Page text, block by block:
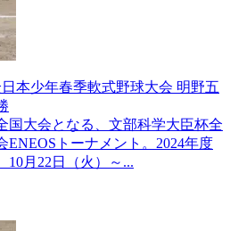
本少年春季軟式野球大会 明野五
国大会となる、文部科学大臣杯全
ENEOSトーナメント。2024年度
10月22日（火）～...